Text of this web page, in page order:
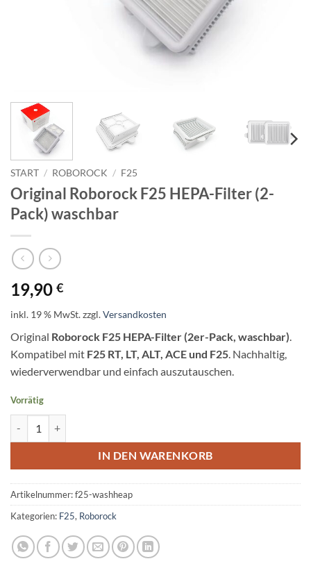
START / ROBOROCK / F25
Original Roborock F25 HEPA-Filter (2-
Pack) waschbar
19,90 €
inkl. 19 % MwSt.zzgl.Versandkosten
Original Roborock F25 HEPA-Filter (2er-Pack, waschbar).
Kompatibel mit F25 RT, LT, ALT, ACE und F25. Nachhaltig,
wiederverwendbar und einfach auszutauschen.
Vorrätig
IN DEN WARENKORB
Alternative:
Artikelnummer:f25-washheap
Kategorien: F25, Roborock